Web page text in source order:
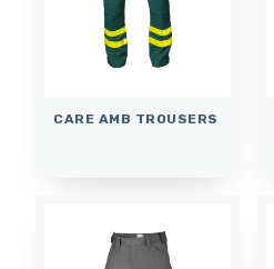
CARE AMB TROUSERS